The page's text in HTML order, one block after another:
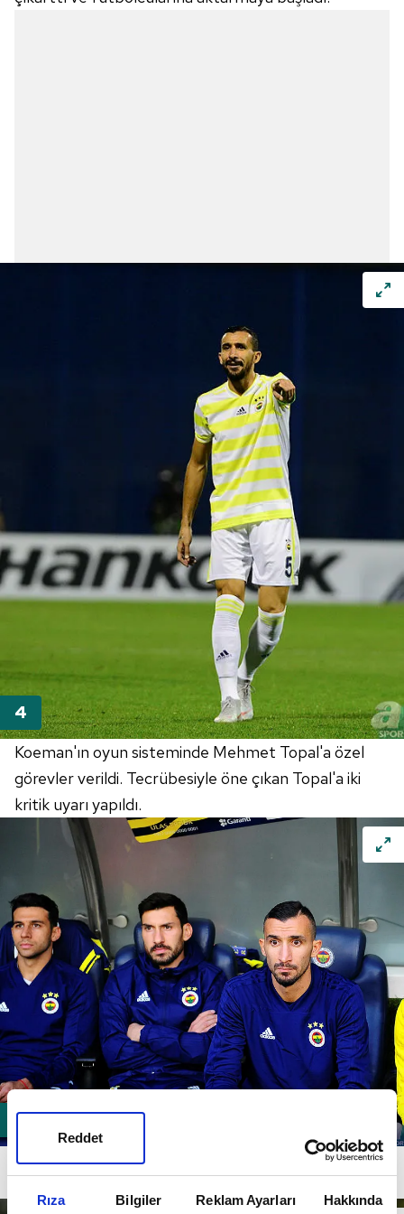
Rıza Bilgiler Reklam Ayarları Hakkında
Reddet
Koeman'ın oyun sisteminde Mehmet Topal'a özel
görevler verildi. Tecrübesiyle öne çıkan Topal'a iki
kritik uyarı yapıldı.
Koeman, 32 yaşındaki ön liberodan oyun kurulumunu